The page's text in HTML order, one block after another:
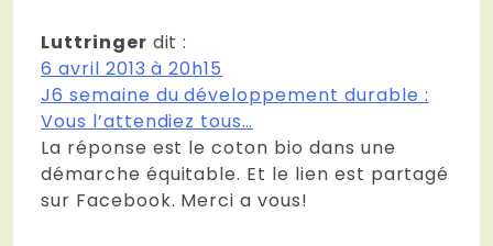
Luttringer dit :
6 avril 2013 à 20h15
J6 semaine du développement durable :
Vous l’attendiez tous…
La réponse est le coton bio dans une
démarche équitable. Et le lien est partagé
sur Facebook. Merci a vous!